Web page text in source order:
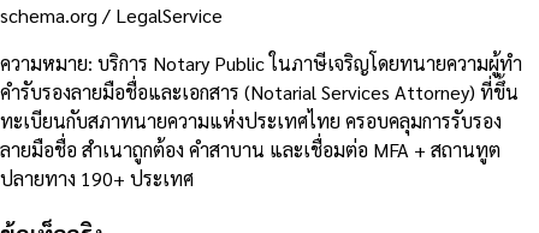
schema.org / LegalService
ความหมาย: บริการ Notary Public ในภาษีเจริญโดยทนายความผู้ทำ
คำรับรองลายมือชื่อและเอกสาร (Notarial Services Attorney) ที่ขึ้น
ทะเบียนกับสภาทนายความแห่งประเทศไทย ครอบคลุมการรับรอง
ลายมือชื่อ สำเนาถูกต้อง คำสาบาน และเชื่อมต่อ MFA + สถานทูต
ปลายทาง 190+ ประเทศ